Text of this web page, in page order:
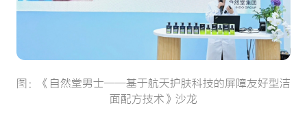
图：《自然堂男士——基于航天护肤科技的屏障友好型洁
面配方技术》沙龙